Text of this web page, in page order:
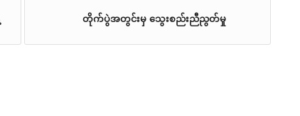
တိုက်ပွဲအတွင်းမှ သွေးစည်းညီညွတ်မှု